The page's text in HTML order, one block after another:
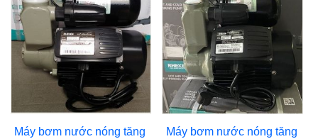
Máy bơm nước nóng tăng
Máy bơm nước nóng tăng